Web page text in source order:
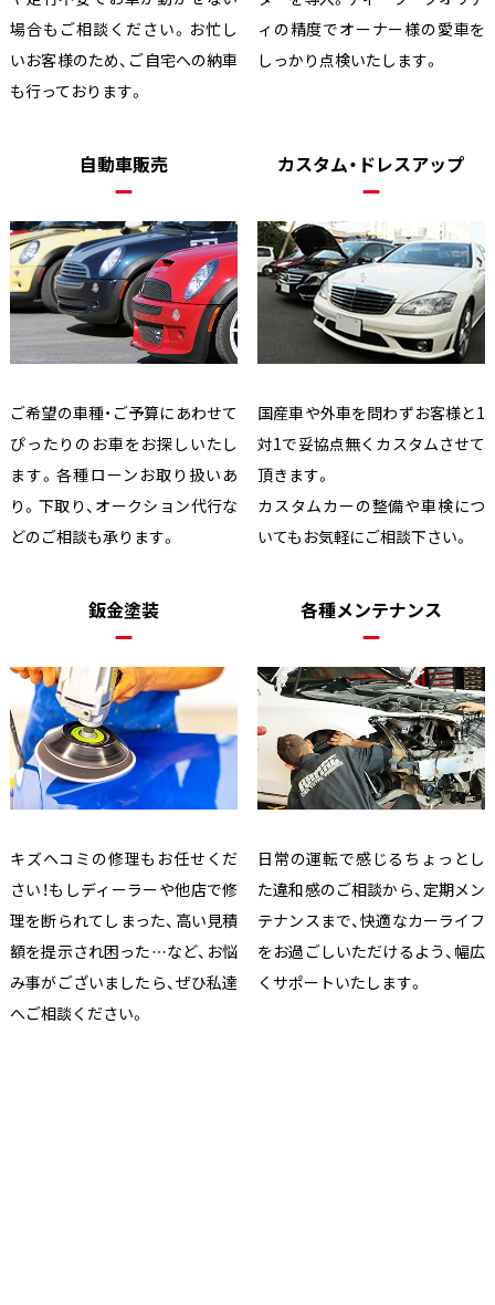
場合もご相談ください。お忙し
いお客様のため、ご自宅への納車
も行っております。
ィの精度でオーナー様の愛車を
しっかり点検いたします。
自動車販売
ご希望の車種・ご予算にあわせて
ぴったりのお車をお探しいたし
ます。各種ローンお取り扱いあ
り。下取り、オークション代行な
どのご相談も承ります。
カスタム・ドレスアップ
国産車や外車を問わずお客様と1
対1で妥協点無くカスタムさせて
頂きます。
カスタムカーの整備や車検につ
いてもお気軽にご相談下さい。
鈑金塗装
キズヘコミの修理もお任せくだ
さい！もしディーラーや他店で修
理を断られてしまった、高い見積
額を提示され困った…など、お悩
み事がございましたら、ぜひ私達
へご相談ください。
各種メンテナンス
日常の運転で感じるちょっとし
た違和感のご相談から、定期メン
テナンスまで、快適なカーライフ
をお過ごしいただけるよう、幅広
くサポートいたします。